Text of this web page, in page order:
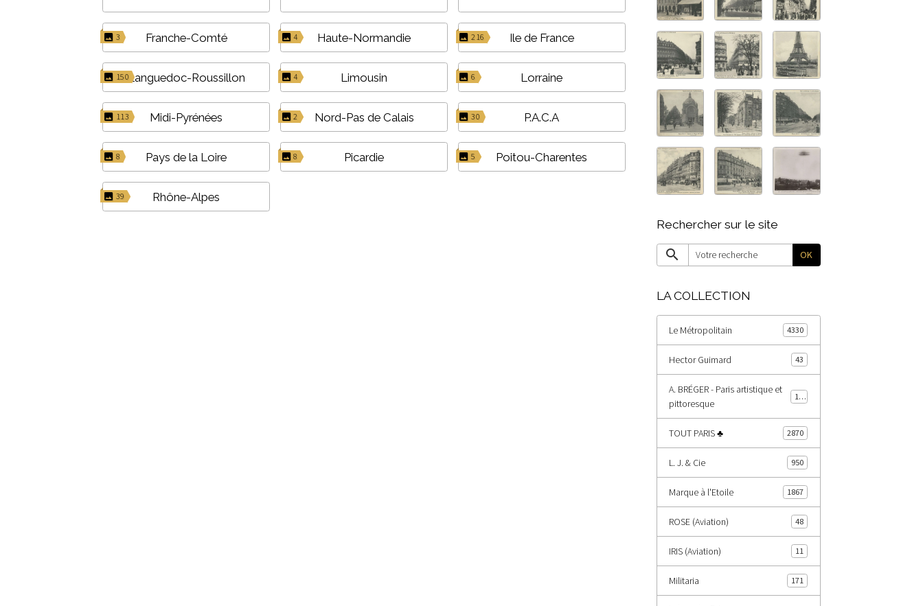
3 Franche-Comté 4 Haute-Normandie 216 Ile de France
150Languedoc-Roussillon 4 Limousin 6 Lorraine
113 Midi-Pyrénées 2 Nord-Pas de Calais 30 P.A.C.A
8 Pays de la Loire 8 Picardie 5 Poitou-Charentes
39 Rhône-Alpes
Rechercher sur le site
OK
LA COLLECTION
Le Métropolitain 4330
Hector Guimard 43
A. BRÉGER - Paris artistique et
pittoresque
178
TOUT PARIS ♣ 2870
L. J. & Cie 950
Marque à l'Etoile 1867
ROSE (Aviation) 48
IRIS (Aviation) 11
Militaria 171